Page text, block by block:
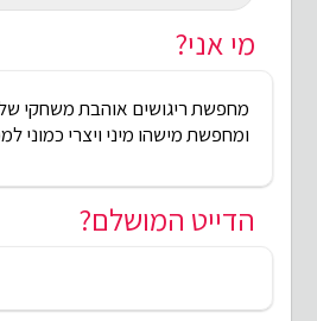
מי אני?
מחפשת ריגושים אוהבת משחקי
ומחפשת מישהו מיני ויצרי כמוני
הדייט המושלם?